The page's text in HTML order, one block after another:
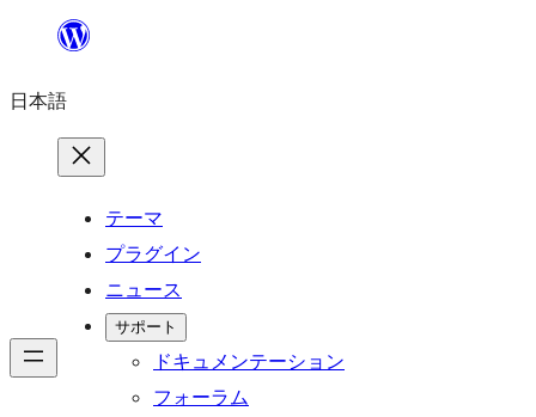
を
日本語
テーマ
プラグイン
ニュース
サポート
ドキュメンテーション
フォーラム